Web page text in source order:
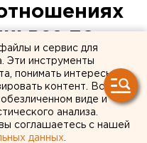
все по-
и сервис для
Эти инструменты
понимать интересы
контент. Вся
виде и
анализа.
соглашаетесь с нашей
данных